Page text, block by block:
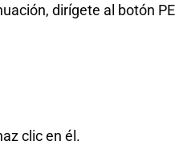
dirígete al botón
clic en él.